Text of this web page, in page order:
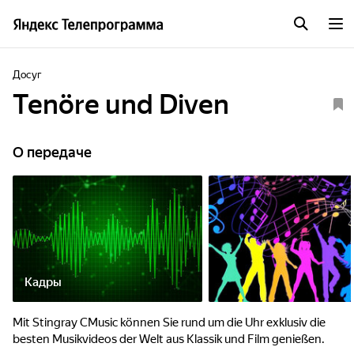
Досуг
Tenöre und Diven
О передаче
Кадры
Mit Stingray CMusic können Sie rund um die Uhr exklusiv die
besten Musikvideos der Welt aus Klassik und Film genießen.